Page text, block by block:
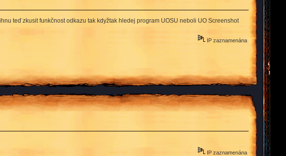
teď zkusit funkčnost odkazu tak kdyžtak hledej program UOSU neboli UO Screenshot
IP zaznamenána
IP zaznamenána